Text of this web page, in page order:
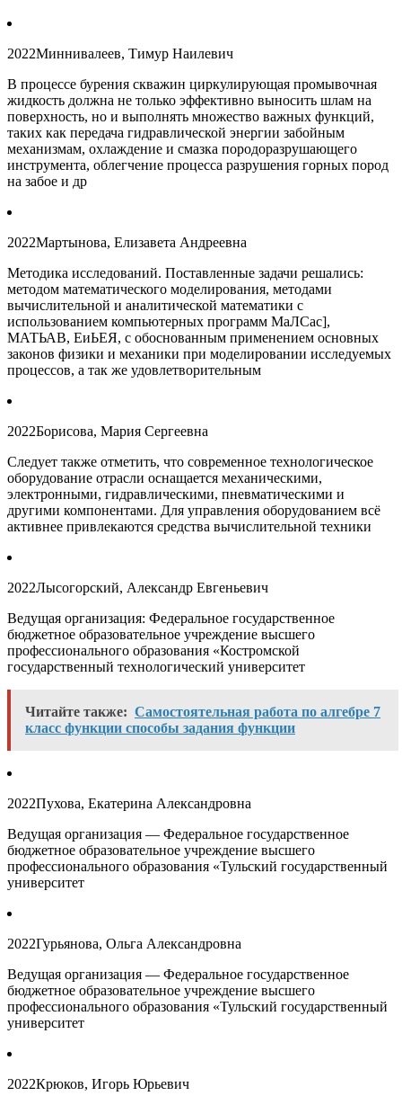
2022Миннивалеев, Тимур Наилевич
В процессе бурения скважин циркулирующая промывочная
жидкость должна не только эффективно выносить шлам на
поверхность, но и выполнять множество важных функций,
таких как передача гидравлической энергии забойным
механизмам, охлаждение и смазка породоразрушающего
инструмента, облегчение процесса разрушения горных пород
на забое и др
2022Мартынова, Елизавета Андреевна
Методика исследований. Поставленные задачи решались:
методом математического моделирования, методами
вычислительной и аналитической математики с
использованием компьютерных программ МаЛСас],
МАТЬАВ, ЕиЬЕЯ, с обоснованным применением основных
законов физики и механики при моделировании исследуемых
процессов, а так же удовлетворительным
2022Борисова, Мария Сергеевна
Следует также отметить, что современное технологическое
оборудование отрасли оснащается механическими,
электронными, гидравлическими, пневматическими и
другими компонентами. Для управления оборудованием всё
активнее привлекаются средства вычислительной техники
2022Лысогорский, Александр Евгеньевич
Ведущая организация: Федеральное государственное
бюджетное образовательное учреждение высшего
профессионального образования «Костромской
государственный технологический университет
Читайте также: Самостоятельная работа по алгебре 7
класс функции способы задания функции
2022Пухова, Екатерина Александровна
Ведущая организация — Федеральное государственное
бюджетное образовательное учреждение высшего
профессионального образования «Тульский государственный
университет
2022Гурьянова, Ольга Александровна
Ведущая организация — Федеральное государственное
бюджетное образовательное учреждение высшего
профессионального образования «Тульский государственный
университет
2022Крюков, Игорь Юрьевич